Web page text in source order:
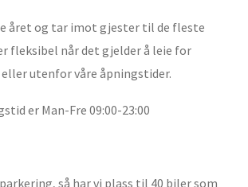
året og tar imot gjester til de fleste
fleksibel når det gjelder å leie for
utenfor våre åpningstider.
er Man-Fre 09:00-23:00
så har vi plass til 40 biler som